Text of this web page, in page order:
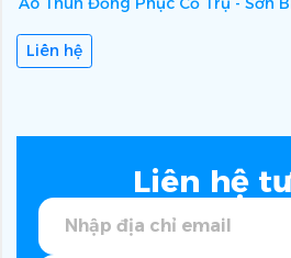
Liên hệ
Liên hệ